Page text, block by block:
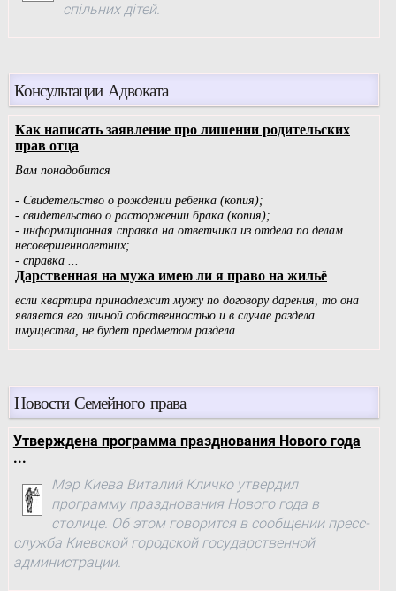
спільних дітей.
Консультации Адвоката
Новости Семейного права
Утверждена программа празднования Нового года
...
Мэр Киева Виталий Кличко утвердил
программу празднования Нового года в
столице. Об этом говорится в сообщении пресс-
служба Киевской городской государственной
администрации.